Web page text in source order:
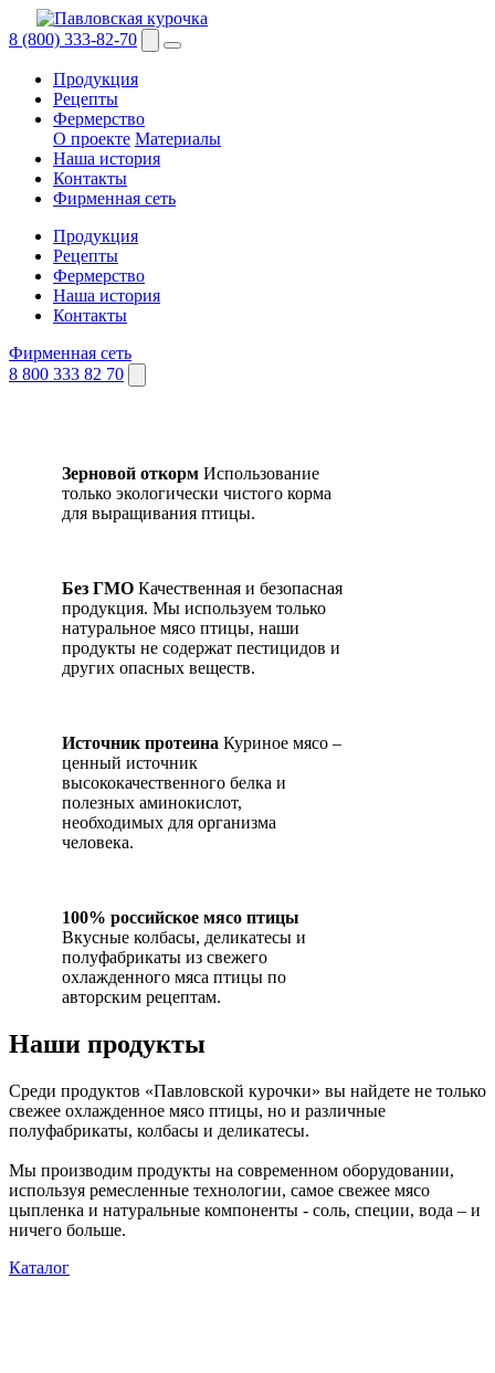
8 (800) 333-82-70
Продукция
Рецепты
Фермерство
О проекте Материалы
Наша история
Контакты
Фирменная сеть
Продукция
Рецепты
Фермерство
Наша история
Контакты
Фирменная сеть
8 800 333 82 70
Зерновой откорм Использование
только экологически чистого корма
для выращивания птицы.
Без ГМО Качественная и безопасная
продукция. Мы используем только
натуральное мясо птицы, наши
продукты не содержат пестицидов и
других опасных веществ.
Источник протеина Куриное мясо –
ценный источник
высококачественного белка и
полезных аминокислот,
необходимых для организма
человека.
100% российское мясо птицы
Вкусные колбасы, деликатесы и
полуфабрикаты из свежего
охлажденного мяса птицы по
авторским рецептам.
Наши продукты
Среди продуктов «Павловской курочки» вы найдете не только
свежее охлажденное мясо птицы, но и различные
полуфабрикаты, колбасы и деликатесы.
Мы производим продукты на современном оборудовании,
используя ремесленные технологии, самое свежее мясо
цыпленка и натуральные компоненты - соль, специи, вода – и
ничего больше.
Каталог